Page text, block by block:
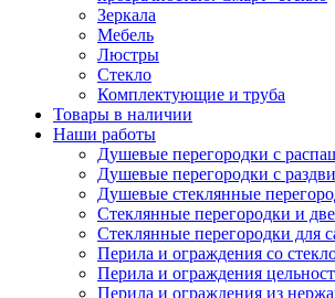
Зеркала
Мебель
Люстры
Стекло
Комплектующие и труба
Товары в наличии
Наши работы
Душевые перегородки c
Душевые перегородки с
Душевые стеклянные
Стеклянные перегородки и
Стеклянные перегородки для
Перила и ограждения со
Перила и ограждения
Перила и ограждения из